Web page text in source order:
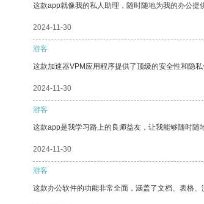
这款app就像我的私人助理，随时随地为我的办公提
2024-11-30
游客
这款加速器VPM应用程序提供了顶级的安全性和隐私
2024-11-30
游客
这款app是我学习路上的良师益友，让我能够随时随
2024-11-30
游客
这款办公软件的功能非常全面，涵盖了文档、表格